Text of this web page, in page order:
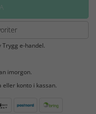
e-handel.
imorgon.
eller konto i kassan.